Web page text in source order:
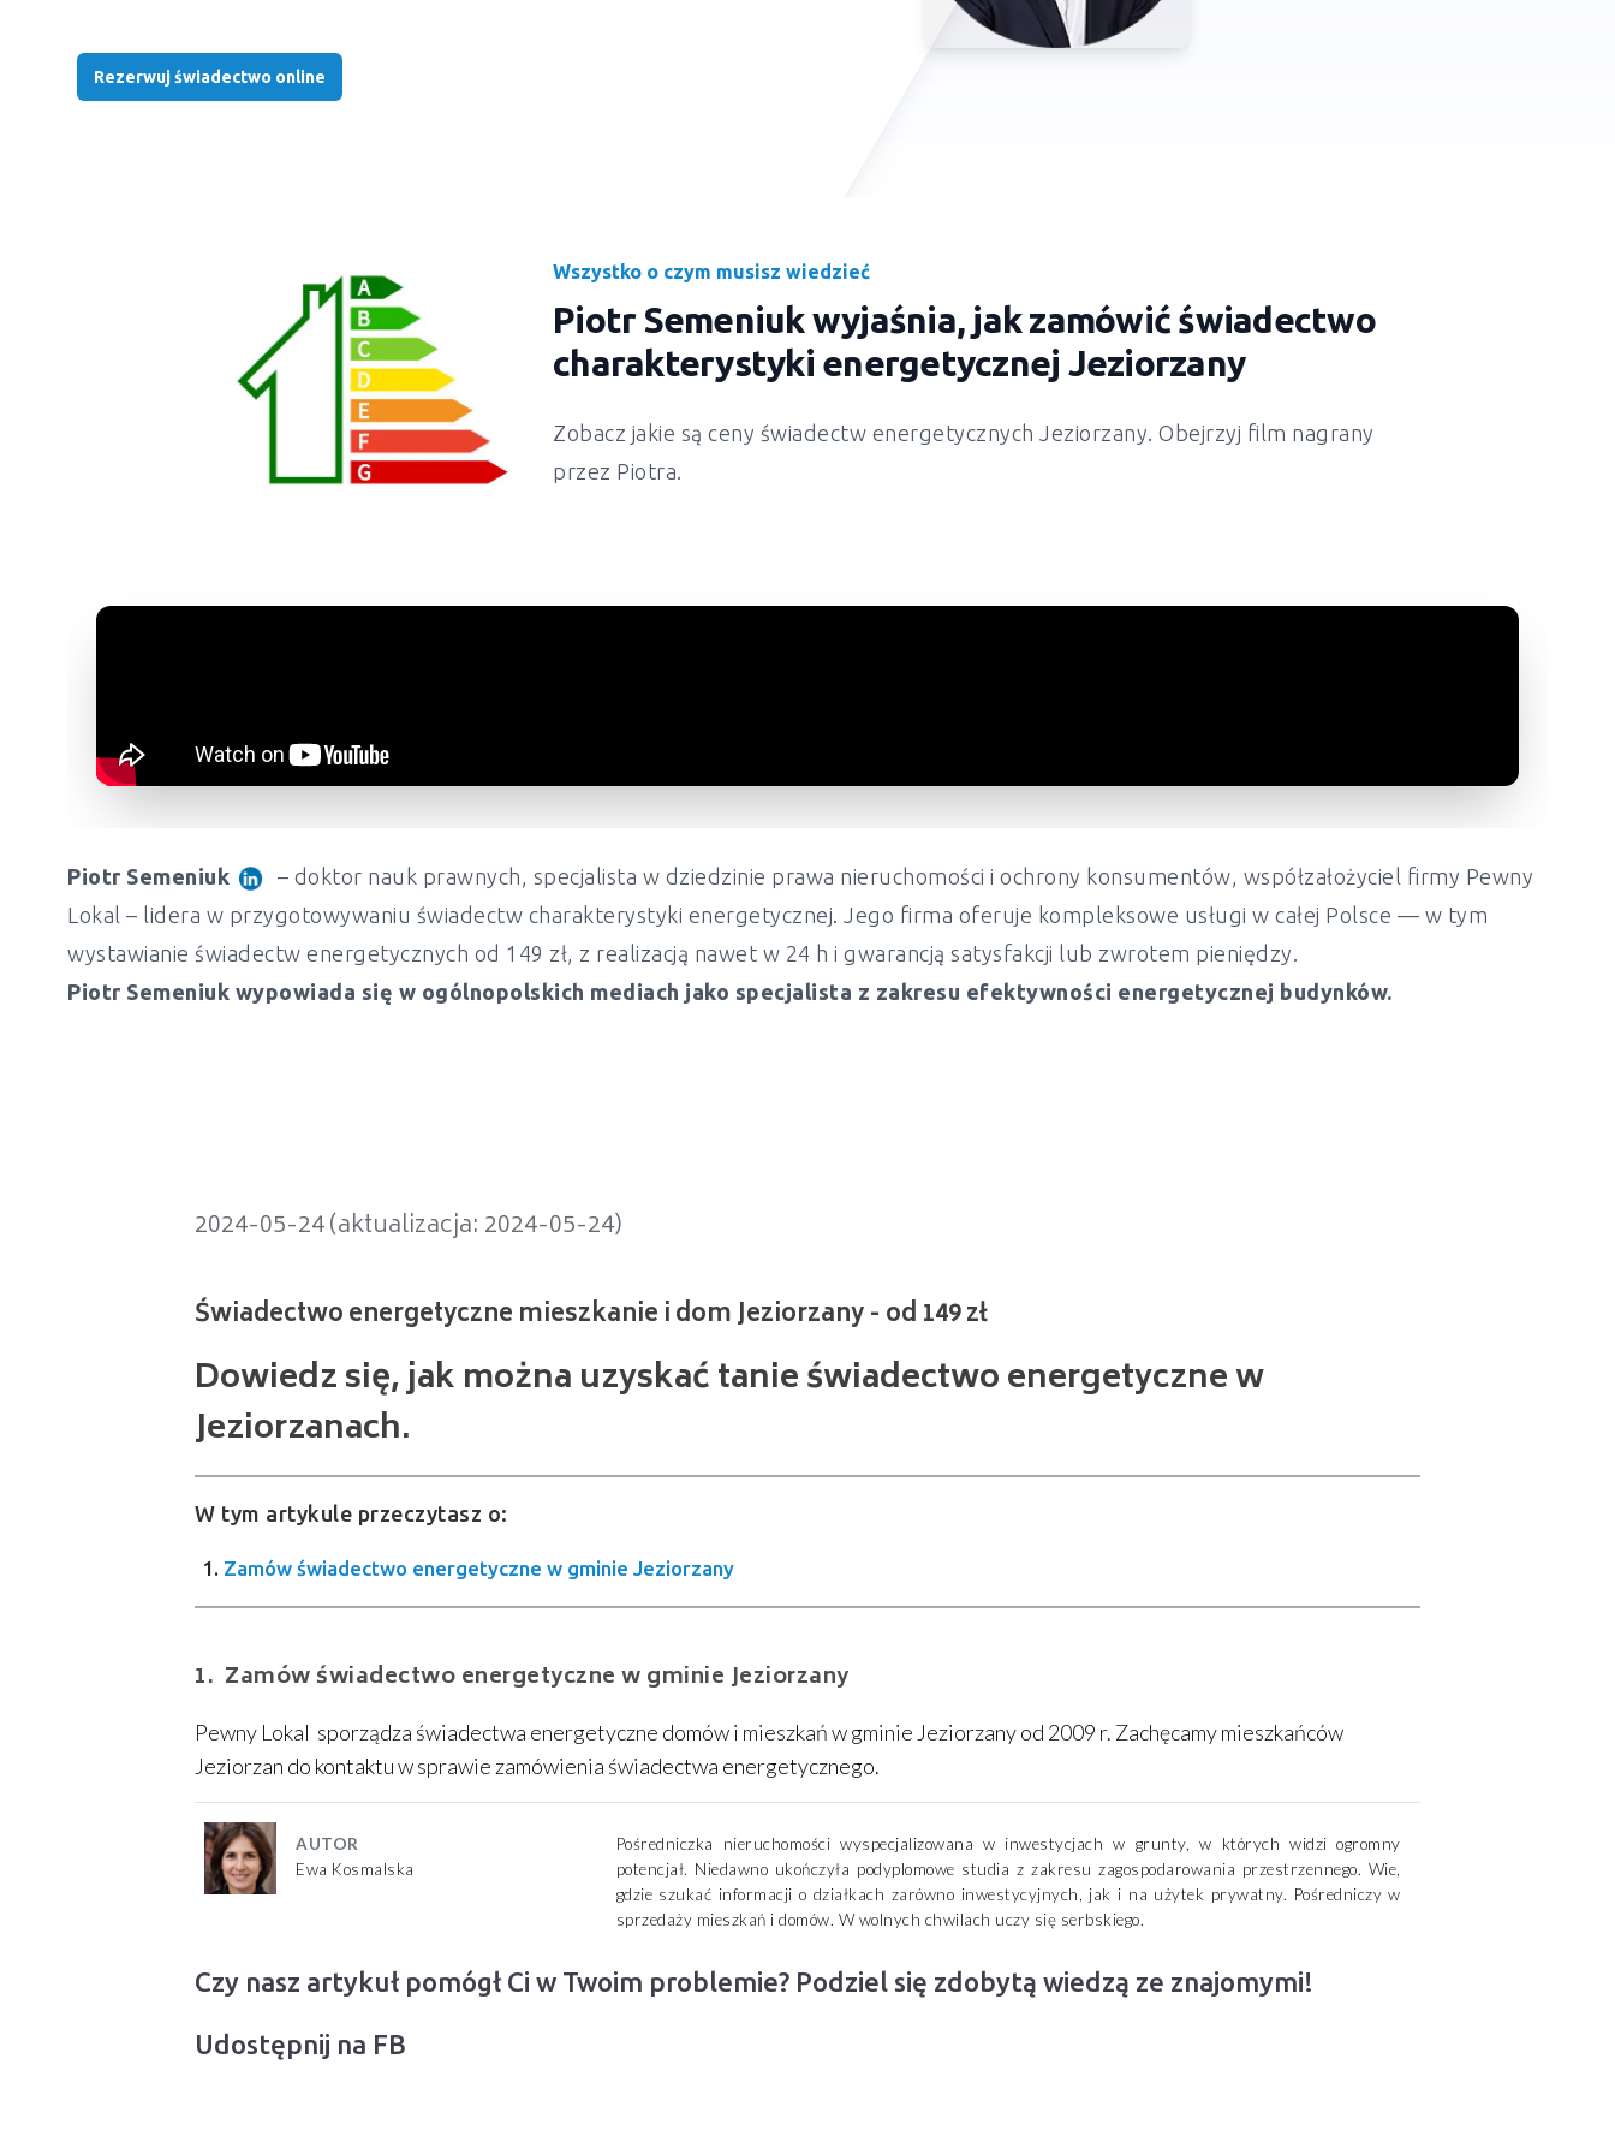
Rezerwuj świadectwo online
Wszystko o czym musisz wiedzieć
Piotr Semeniuk wyjaśnia, jak zamówić świadectwo
charakterystyki energetycznej Jeziorzany
Zobacz jakie są ceny świadectw energetycznych Jeziorzany. Obejrzyj film nagrany
przez Piotra.
Piotr Semeniuk
– doktor nauk prawnych, specjalista w dziedzinie prawa nieruchomości i ochrony konsumentów, współzałożyciel firmy Pewny
Lokal – lidera w przygotowywaniu świadectw charakterystyki energetycznej. Jego firma oferuje kompleksowe usługi w całej Polsce — w tym
wystawianie świadectw energetycznych od 149 zł, z realizacją nawet w 24 h i gwarancją satysfakcji lub zwrotem pieniędzy.
Piotr Semeniuk wypowiada się w ogólnopolskich mediach jako specjalista z zakresu efektywności energetycznej budynków.
2024-05-24 (aktualizacja: 2024-05-24)
Dowiedz się, jak można uzyskać tanie świadectwo energetyczne w
Jeziorzanach.
W tym artykule przeczytasz o:
Zamów świadectwo energetyczne w gminie Jeziorzany
Zamów świadectwo energetyczne w gminie Jeziorzany
Pewny Lokal sporządza świadectwa energetyczne domów i mieszkań w gminie Jeziorzany od 2009 r. Zachęcamy mieszkańców
Jeziorzan do kontaktu w sprawie zamówienia świadectwa energetycznego.
AUTOR
Ewa Kosmalska
Pośredniczka nieruchomości wyspecjalizowana w inwestycjach w grunty, w których widzi ogromny
potencjał. Niedawno ukończyła podyplomowe studia z zakresu zagospodarowania przestrzennego. Wie,
gdzie szukać informacji o działkach zarówno inwestycyjnych, jak i na użytek prywatny. Pośredniczy w
sprzedaży mieszkań i domów. W wolnych chwilach uczy się serbskiego.
Czy nasz artykuł pomógł Ci w Twoim problemie? Podziel się zdobytą wiedzą ze znajomymi!
Udostępnij na FB